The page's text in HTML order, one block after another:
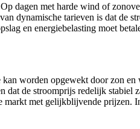
dagen met harde wind of
dynamische tarieven is dat
en energiebelasting moet
worden opgewekt door zon
de stroomprijs redelijk stabiel
markt met gelijkblijvende